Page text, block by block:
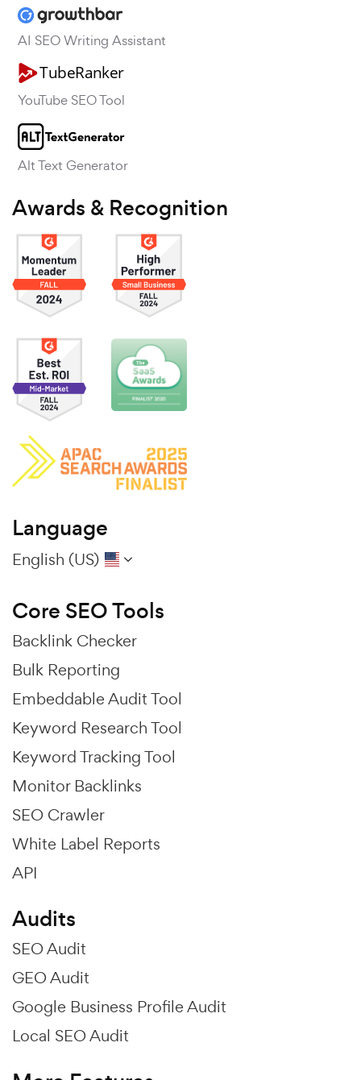
AI SEO Writing Assistant
YouTube SEO Tool
Alt Text Generator
Awards & Recognition
Language
English (US)
Core SEO Tools
Backlink Checker
Bulk Reporting
Embeddable Audit Tool
Keyword Research Tool
Keyword Tracking Tool
Monitor Backlinks
SEO Crawler
White Label Reports
API
Audits
SEO Audit
GEO Audit
Google Business Profile Audit
Local SEO Audit